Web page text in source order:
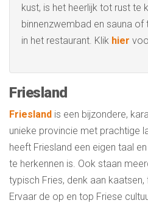
kust, is het heerlijk tot rust te
binnenzwembad en sauna of
in het restaurant. Klik hier
Friesland
Friesland is een bijzondere,
unieke provincie met prachtige
heeft Friesland een eigen taal
te herkennen is. Ook staan
typisch Fries, denk aan
Ervaar de op en top Friese